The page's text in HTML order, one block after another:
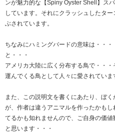
ンが魅力的な【Spiny Oyster Shell】ス
しています。それにクラッシュしたタ
ぶされています。
ちなみにハミングバードの意味は・・
と・・・
アメリカ大陸に広く分布する鳥で・・
運んでくる鳥として人々に愛されていま
また、この説明文を書くにあたり、ぼ
が、作者は違うアニマルを作ったかも
てるかも知れませんので、ご自身の価
と思います・・・